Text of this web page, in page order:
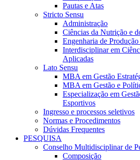
Pautas e Atas
Stricto Sensu
Administração
Ciências da Nutrição e
Engenharia de
Interdisciplinar em
Aplicadas
Lato Sensu
MBA em Gestão
MBA em Gestão e
Especialização em
Esportivos
Ingresso e processos seletivos
Normas e Procedimentos
Dúvidas Frequentes
PESQUISA
Conselho Multidisciplinar de
Composição